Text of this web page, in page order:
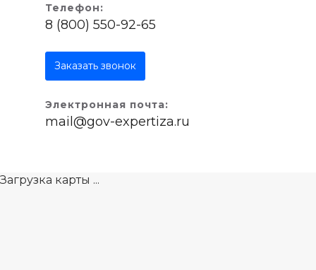
Телефон:
8 (800) 550-92-65
Заказать звонок
Электронная почта:
mail@gov-expertiza.ru
Загрузка карты ...